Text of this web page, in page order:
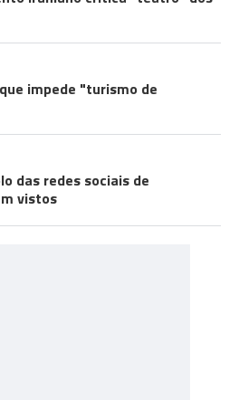
impede "turismo de
das redes sociais de
vistos